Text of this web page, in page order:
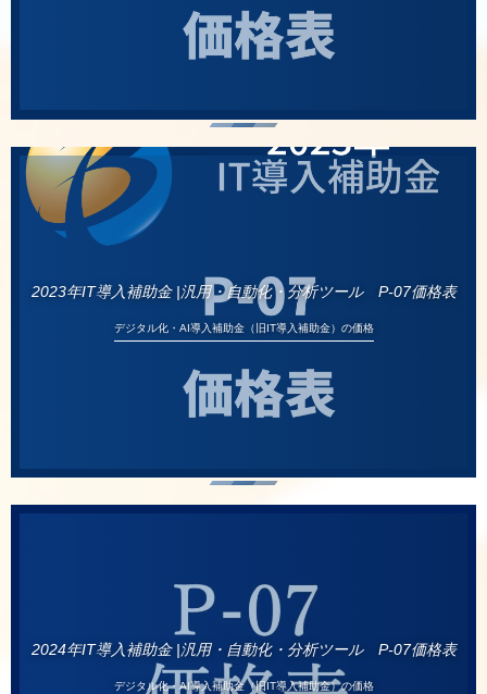
2023年IT導入補助金 |汎用・自動化・分析ツール P-07価格表
デジタル化・AI導入補助金（旧IT導入補助金）の価格
2024年IT導入補助金 |汎用・自動化・分析ツール P-07価格表
デジタル化・AI導入補助金（旧IT導入補助金）の価格